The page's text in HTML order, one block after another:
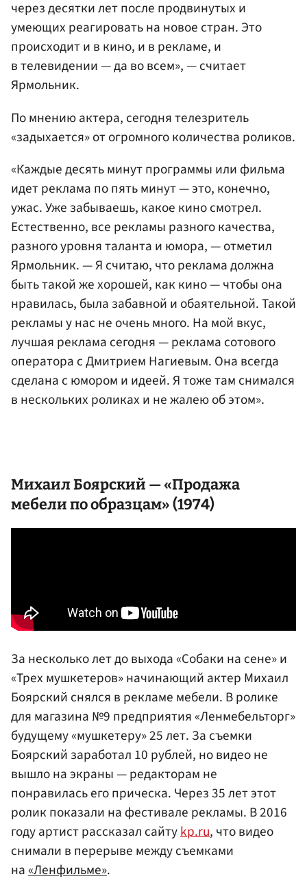
через десятки лет после продвинутых и
умеющих реагировать на новое стран. Это
происходит и в кино, и в рекламе, и
в телевидении — да во всем», — считает
Ярмольник.
По мнению актера, сегодня телезритель
«задыхается» от огромного количества роликов.
«Каждые десять минут программы или фильма
идет реклама по пять минут — это, конечно,
ужас. Уже забываешь, какое кино смотрел.
Естественно, все рекламы разного качества,
разного уровня таланта и юмора, — отметил
Ярмольник. — Я считаю, что реклама должна
быть такой же хорошей, как кино — чтобы она
нравилась, была забавной и обаятельной. Такой
рекламы у нас не очень много. На мой вкус,
лучшая реклама сегодня — реклама сотового
оператора с Дмитрием Нагиевым. Она всегда
сделана с юмором и идеей. Я тоже там снимался
в нескольких роликах и не жалею об этом».
Михаил Боярский — «Продажа
мебели по образцам» (1974)
За несколько лет до выхода «Собаки на сене» и
«Трех мушкетеров» начинающий актер Михаил
Боярский снялся в рекламе мебели. В ролике
для магазина №9 предприятия «Ленмебельторг»
будущему «мушкетеру» 25 лет. За съемки
Боярский заработал 10 рублей, но видео не
вышло на экраны — редакторам не
понравилась его прическа. Через 35 лет этот
ролик показали на фестивале рекламы. В 2016
году артист рассказал сайтуkp.ru, что видео
снимали в перерыве между съемками
на«Ленфильме».